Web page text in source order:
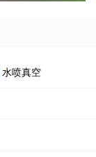
水喷真空